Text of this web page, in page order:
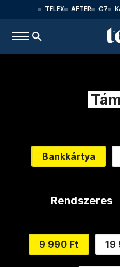
TELEX AFTER G7
Bankkártya
Rendszeres
9 990 Ft 19